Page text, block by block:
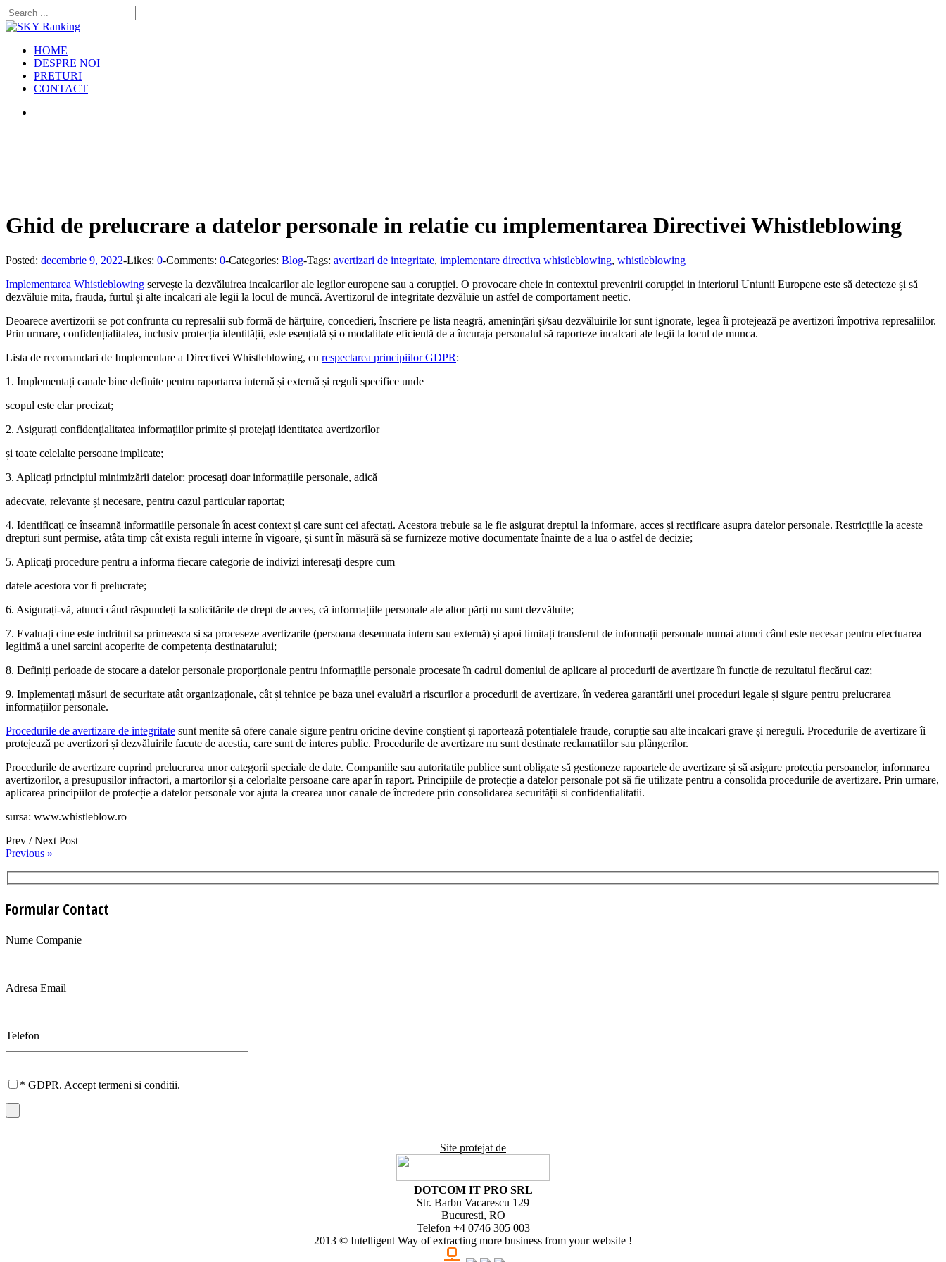
HOME
DESPRE NOI
PRETURI
CONTACT
Ghid de prelucrare a datelor personale in relatie cu implementarea Directivei Whistleblowing
Posted: decembrie 9, 2022-Likes: 0-Comments: 0-Categories: Blog-Tags: avertizari de integritate, implementare directiva whistleblowing, whistleblowing
Implementarea Whistleblowing servește la dezvăluirea incalcarilor ale legilor europene sau a corupției. O provocare cheie in contextul prevenirii corupției in interiorul Uniunii Europene este să detecteze și să
dezvăluie mita, frauda, furtul și alte incalcari ale legii la locul de muncă. Avertizorul de integritate dezvăluie un astfel de comportament neetic.
Deoarece avertizorii se pot confrunta cu represalii sub formă de hărțuire, concedieri, înscriere pe lista neagră, amenințări și/sau dezvăluirile lor sunt ignorate, legea îi protejează pe avertizori împotriva represaliilor.
Prin urmare, confidențialitatea, inclusiv protecția identității, este esențială și o modalitate eficientă de a încuraja personalul să raporteze incalcari ale legii la locul de munca.
Lista de recomandari de Implementare a Directivei Whistleblowing, cu respectarea principiilor GDPR:
1. Implementați canale bine definite pentru raportarea internă și externă și reguli specifice unde
scopul este clar precizat;
2. Asigurați confidențialitatea informațiilor primite și protejați identitatea avertizorilor
și toate celelalte persoane implicate;
3. Aplicați principiul minimizării datelor: procesați doar informațiile personale, adică
adecvate, relevante și necesare, pentru cazul particular raportat;
4. Identificați ce înseamnă informațiile personale în acest context și care sunt cei afectați. Acestora trebuie sa le fie asigurat dreptul la informare, acces și rectificare asupra datelor personale. Restricțiile la aceste
drepturi sunt permise, atâta timp cât exista reguli interne în vigoare, și sunt în măsură să se furnizeze motive documentate înainte de a lua o astfel de decizie;
5. Aplicați procedure pentru a informa fiecare categorie de indivizi interesați despre cum
datele acestora vor fi prelucrate;
6. Asigurați-vă, atunci când răspundeți la solicitările de drept de acces, că informațiile personale ale altor părți nu sunt dezvăluite;
7. Evaluați cine este indrituit sa primeasca si sa proceseze avertizarile (persoana desemnata intern sau externă) și apoi limitați transferul de informații personale numai atunci când este necesar pentru efectuarea
legitimă a unei sarcini acoperite de competența destinatarului;
8. Definiți perioade de stocare a datelor personale proporționale pentru informațiile personale procesate în cadrul domeniul de aplicare al procedurii de avertizare în funcție de rezultatul fiecărui caz;
9. Implementați măsuri de securitate atât organizaționale, cât și tehnice pe baza unei evaluări a riscurilor a procedurii de avertizare, în vederea garantării unei proceduri legale și sigure pentru prelucrarea
informațiilor personale.
Procedurile de avertizare de integritate sunt menite să ofere canale sigure pentru oricine devine conștient și raportează potențialele fraude, corupție sau alte incalcari grave și nereguli. Procedurile de avertizare îi
protejează pe avertizori și dezvăluirile facute de acestia, care sunt de interes public. Procedurile de avertizare nu sunt destinate reclamatiilor sau plângerilor.
Procedurile de avertizare cuprind prelucrarea unor categorii speciale de date. Companiile sau autoritatile publice sunt obligate să gestioneze rapoartele de avertizare și să asigure protecția persoanelor, informarea
avertizorilor, a presupusilor infractori, a martorilor și a celorlalte persoane care apar în raport. Principiile de protecție a datelor personale pot să fie utilizate pentru a consolida procedurile de avertizare. Prin urmare,
aplicarea principiilor de protecție a datelor personale vor ajuta la crearea unor canale de încredere prin consolidarea securității si confidentialitatii.
sursa: www.whistleblow.ro
Prev / Next Post
Previous »
Formular Contact
Nume Companie
Adresa Email
Telefon
* GDPR. Accept termeni si conditii.
Site protejat de
DOTCOM IT PRO SRL
Str. Barbu Vacarescu 129
Bucuresti, RO
Telefon +4 0746 305 003
2013 © Intelligent Way of extracting more business from your website !